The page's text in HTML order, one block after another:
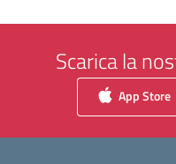
Scarica la
App Store